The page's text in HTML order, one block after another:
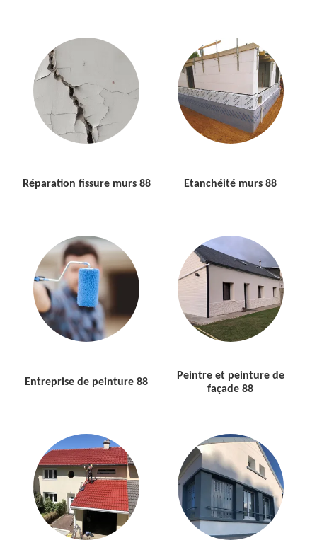
Réparation fissure murs 88 Etanchéité murs 88
Entreprise de peinture 88
Peintre et peinture de
façade 88